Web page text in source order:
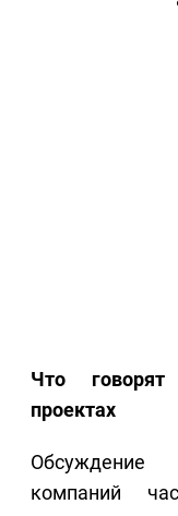
Что
проектах
Обсуждение
компаний